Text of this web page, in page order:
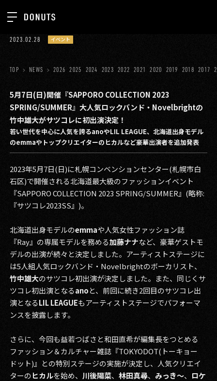
ジョブカン
ゲーム
ミクチャ
医療(CLIUS)
出版メディア
美少女図鑑
イベント
その他事業
2026
2025
2024
2022
2021
TOP
ABOUT
SERVICES
GROUP
RECRUIT
CONTACT
PRIVACY POLICY
2023.02.28 イベント
TOP NEWS 2026 2025 2024 2023 2022 2021 2020 2019 2018 2017
5月7日(日)開催『SAPPORO COLLECTION 2023
SPRING/SUMMER』大人気ロックバンド・Novelbrightの
竹中雄大がサツコレに初出演決定！
若い世代を中心に人気を誇るanoやLIL LEAGUE、北海道出身モデル
のemmaやトップクリエイターのヒカルなど豪華出演者を追加発表
2023年5月7日(日)に札幌コンベンションセンター(札幌市白
石区)で開催される北海道最大級のファッションイベント
『SAPPORO COLLECTION 2023 SPRING/SUMMER』(略称:
『サツコレ2023SS』)。
北海道出身モデルのemmaや人気女性ファッション誌
『Ray』の専属モデルを務める加藤ナナなど、豪華ゲストモ
デルの出演が続々と決定しました。アーティストステージに
は5人組人気ロックバンド・Novelbrightのボーカリスト、
竹中雄大のサツコレ初出演が決定しました。また、同じくサ
ツコレ初出演となるanoと、前回に続き2回目のサツコレ出
演となるLIL LEAGUEもアーティストステージでパフォーマ
ンスを披露します。
さらに、今回も益若つばさと和田直希が編集長をつとめる
ファッション＆カルチャー雑誌『TOKYODOT(トーキョー
ドット)』との特別ステージの実施が決定し、人気クリエイ
ターのヒカルを始め、 川後陽菜、 林田真尋、 みっき〜、 ロケ